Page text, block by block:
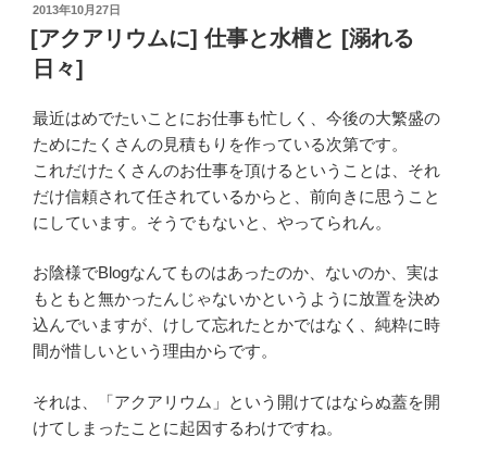
エ
ン
ジ
ア
リ
ン
グ
(1/3)
件
定
義
か
設
計
投
稿
日:
2013年10月27日
[アクアリウムに] 仕事と水槽と [溺れる
日々]
最近はめでたいことにお仕事も忙しく、今後の大繁盛の
ためにたくさんの見積もりを作っている次第です。
これだけたくさんのお仕事を頂けるということは、それ
だけ信頼されて任されているからと、前向きに思うこと
にしています。そうでもないと、やってられん。
お陰様でBlogなんてものはあったのか、ないのか、実は
もともと無かったんじゃないかというように放置を決め
込んでいますが、けして忘れたとかではなく、純粋に時
間が惜しいという理由からです。
それは、「アクアリウム」という開けてはならぬ蓋を開
けてしまったことに起因するわけですね。